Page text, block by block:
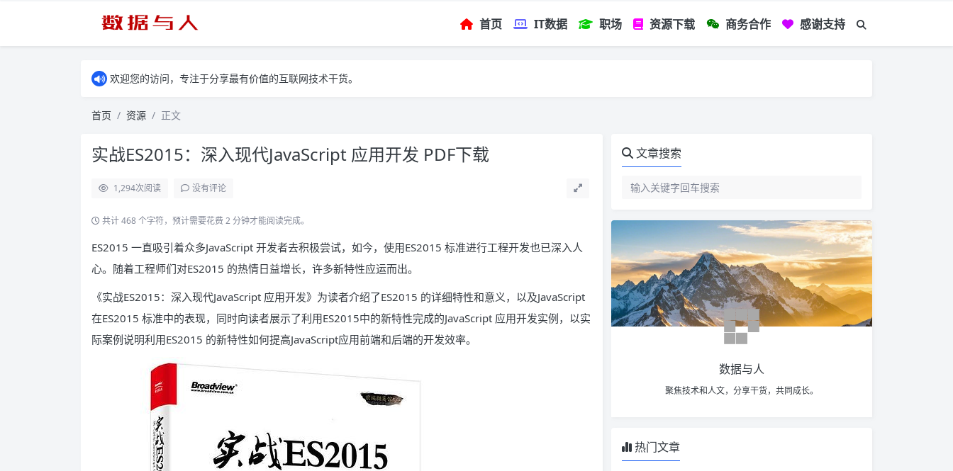
首页 IT数据 职场 资源下载 商务合作 感谢支持
欢迎您的访问，专注于分享最有价值的互联网技术干货。
首页 资源 正文
实战ES2015：深入现代JavaScript 应用开发 PDF下载
1,294次阅读 没有评论
共计 468 个字符，预计需要花费 2 分钟才能阅读完成。
ES2015 一直吸引着众多JavaScript 开发者去积极尝试，如今，使用ES2015 标准进行工程开发也已深入人
心。随着工程师们对ES2015 的热情日益增长，许多新特性应运而出。
《实战ES2015：深入现代JavaScript 应用开发》为读者介绍了ES2015 的详细特性和意义，以及JavaScript
在ES2015 标准中的表现，同时向读者展示了利用ES2015中的新特性完成的JavaScript 应用开发实例，以实
际案例说明利用ES2015 的新特性如何提高JavaScript应用前端和后端的开发效率。
文章搜索
数据与人
聚焦技术和人文，分享干货，共同成长。
热门文章